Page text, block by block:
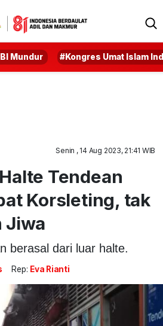
Mundur #Kongres Umat Islam
Senin , 14 Aug 2023, 21:41 WIB
Tendean
Korsleting, tak
Jiwa
berasal dari luar halte.
Rep: Eva Rianti